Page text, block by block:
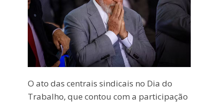
O ato das centrais sindicais no Dia do
Trabalho, que contou com a participação